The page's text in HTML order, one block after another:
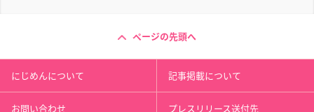
ページの先頭へ
にじめんについて 記事掲載について
お問い合わせ プレスリリース送付先